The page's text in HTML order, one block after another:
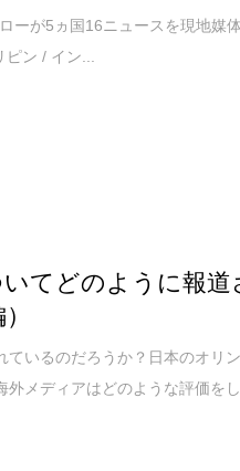
ーが5ヵ国16ニュースを現地媒
ン / イン...
てどのように報道
ているのだろうか？日本のオリ
メディアはどのような評価を